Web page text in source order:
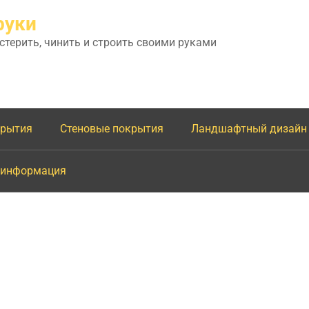
чинить и строить своими руками
Стеновые покрытия Ландшафтный дизайн